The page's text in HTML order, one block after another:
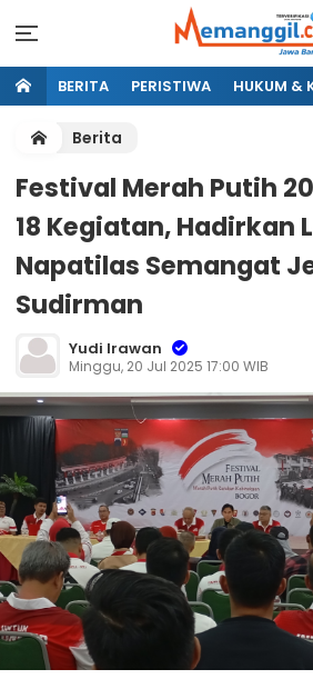
BERITA PERISTIWA HUKUM &
Berita
Festival Merah Putih
18 Kegiatan, Hadirkan
Napatilas Semangat
Sudirman
Yudi Irawan
Minggu, 20 Jul 2025 17:00 WIB